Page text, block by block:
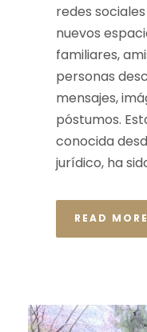
redes
nuevos
familiares,
personas
mensajes,
póstumos.
conocida
jurídico, ha
READ MORE